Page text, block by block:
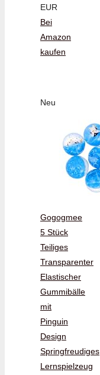
EUR
Bei
Amazon
kaufen
Neu
Gogogmee
5 Stück
Teiliges
Transparenter
Elastischer
Gummibälle
mit
Pinguin
Design
Springfreudiges
Lernspielzeug